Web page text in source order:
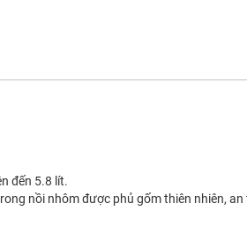
đến 5.8 lít.
nồi nhôm được phủ gốm thiên nhiên,